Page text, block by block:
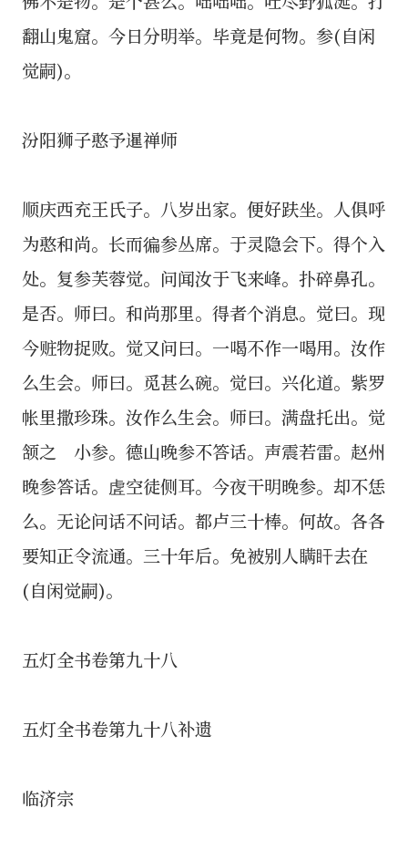
翻山鬼窟。今日分明举。毕竟是何物。参(自闲
觉嗣)。
汾阳狮子憨予暹禅师
顺庆西充王氏子。八岁出家。便好趺坐。人俱呼
为憨和尚。长而徧参丛席。于灵隐会下。得个入
处。复参芙蓉觉。问闻汝于飞来峰。扑碎鼻孔。
是否。师曰。和尚那里。得者个消息。觉曰。现
今赃物捉败。觉又问曰。一喝不作一喝用。汝作
么生会。师曰。觅甚么碗。觉曰。兴化道。紫罗
帐里撒珍珠。汝作么生会。师曰。满盘托出。觉
颔之 小参。德山晚参不答话。声震若雷。赵州
晚参答话。虗空徒侧耳。今夜干明晚参。却不恁
么。无论问话不问话。都卢三十棒。何故。各各
要知正令流通。三十年后。免被别人瞒盰去在
(自闲觉嗣)。
五灯全书卷第九十八
五灯全书卷第九十八补遗
临济宗